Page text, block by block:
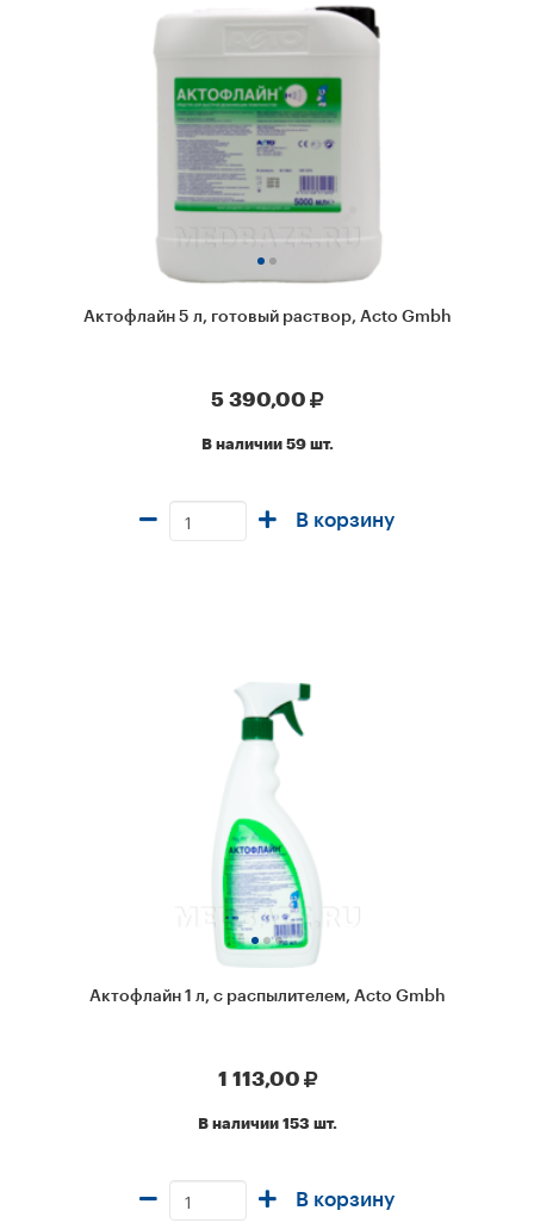
Актофлайн 5 л, готовый раствор, Acto Gmbh
5 390,00
В наличии 59 шт.
В корзину
Актофлайн 1 л, с распылителем, Acto Gmbh
1 113,00
В наличии 153 шт.
В корзину